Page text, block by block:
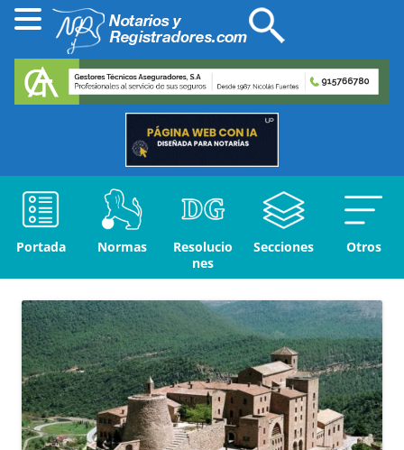
Portada Normas
Resolucio
nes
Secciones Otros